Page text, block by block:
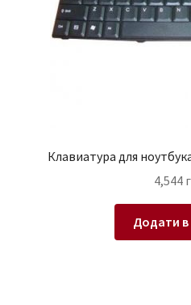
Клавиатура для
4,544
Додати